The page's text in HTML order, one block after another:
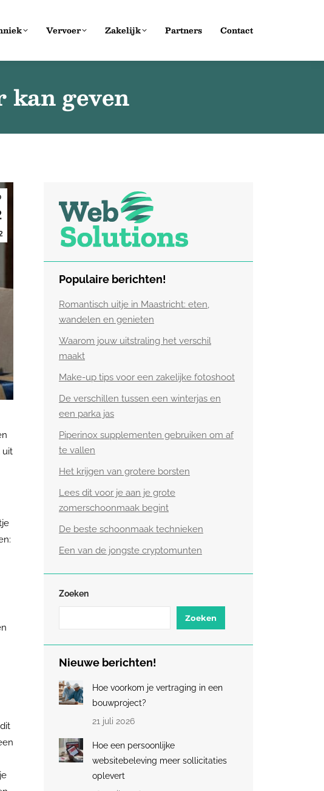
Vervoer Zakelijk Partners Contact
kan geven
uit
Populaire berichten!
Romantisch uitje in Maastricht: eten,
wandelen en genieten
Waarom jouw uitstraling het verschil
maakt
Make-up tips voor een zakelijke fotoshoot
De verschillen tussen een winterjas en
een parka jas
Piperinox supplementen gebruiken om af
te vallen
Het krijgen van grotere borsten
Lees dit voor je aan je grote
zomerschoonmaak begint
De beste schoonmaak technieken
Een van de jongste cryptomunten
Zoeken
Zoeken
Nieuwe berichten!
Hoe voorkom je vertraging in een
bouwproject?
21 juli 2026
Hoe een persoonlijke
websitebeleving meer sollicitaties
oplevert